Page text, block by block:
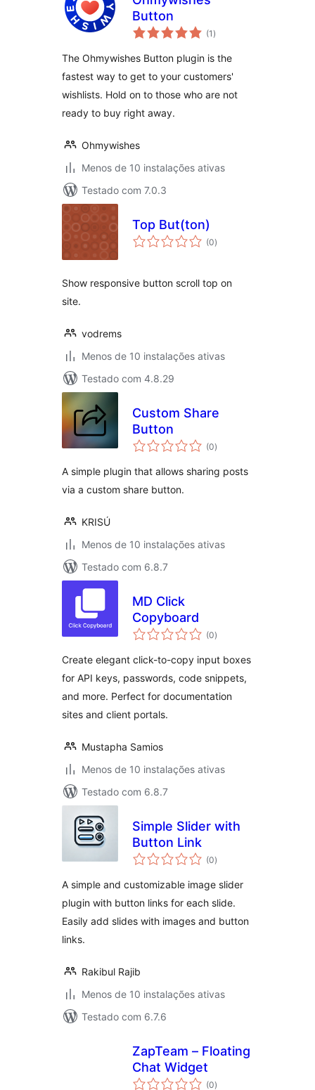
Button
(1 avaliações
totais
)
The Ohmywishes Button plugin is the
fastest way to get to your customers'
wishlists. Hold on to those who are not
ready to buy right away.
Ohmywishes
Menos de 10 instalações ativas
Testado com 7.0.3
Top But(ton)
(0avaliações
totais
)
Show responsive button scroll top on
site.
vodrems
Menos de 10 instalações ativas
Testado com 4.8.29
Custom Share
Button
(0avaliações
totais
)
A simple plugin that allows sharing posts
via a custom share button.
KRISÚ
Menos de 10 instalações ativas
Testado com 6.8.7
MD Click
Copyboard
(0avaliações
totais
)
Create elegant click-to-copy input boxes
for API keys, passwords, code snippets,
and more. Perfect for documentation
sites and client portals.
Mustapha Samios
Menos de 10 instalações ativas
Testado com 6.8.7
Simple Slider with
Button Link
(0avaliações
totais
)
A simple and customizable image slider
plugin with button links for each slide.
Easily add slides with images and button
links.
Rakibul Rajib
Menos de 10 instalações ativas
Testado com 6.7.6
ZapTeam – Floating
Chat Widget
(0avaliações
)